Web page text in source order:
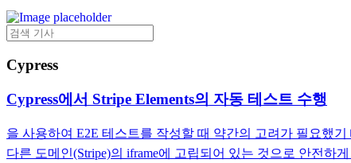
Cypress
Cypress에서 Stripe Elements의 자동 테스트 수행
을 사용하여 E2E 테스트를 작성할 때 약간의 고려가 필요했
다른 도메인(Stripe)의 iframe에 고립되어 있는 것으로 안전하